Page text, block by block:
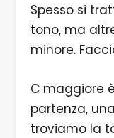
Spesso si
tono, ma
minore.
C maggiore
partenza,
troviamo la